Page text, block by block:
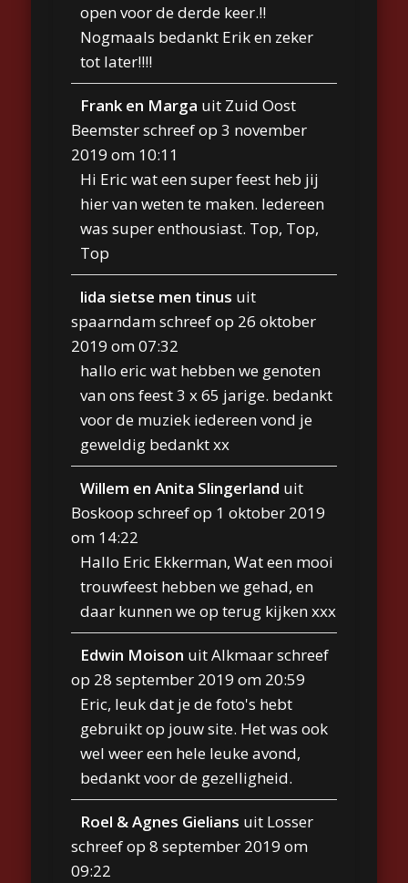
open voor de derde keer.!!
Nogmaals bedankt Erik en zeker
tot later!!!!
Frank en Marga uit Zuid Oost
Beemsterschreef op 3 november
2019 om 10:11
Hi Eric wat een super feest heb jij
hier van weten te maken. Iedereen
was super enthousiast. Top, Top,
Top
lida sietse men tinus uit
spaarndamschreef op 26 oktober
2019 om07:32
hallo eric wat hebben we genoten
van ons feest 3 x 65 jarige. bedankt
voor de muziek iedereen vond je
geweldig bedankt xx
Willem en Anita Slingerland uit
Boskoop schreef op 1 oktober 2019
om 14:22
Hallo Eric Ekkerman, Wat een mooi
trouwfeest hebben we gehad, en
daar kunnen we op terug kijken xxx
Edwin Moison uitAlkmaarschreef
op 28 september 2019 om 20:59
Eric, leuk dat je de foto's hebt
gebruikt op jouw site. Het was ook
wel weer een hele leuke avond,
bedankt voor de gezelligheid.
Roel & Agnes Gielians uit Losser
schreef op 8 september 2019 om
09:22